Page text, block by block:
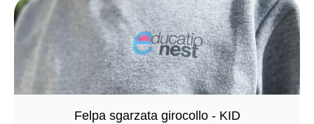
Felpa sgarzata girocollo - KID